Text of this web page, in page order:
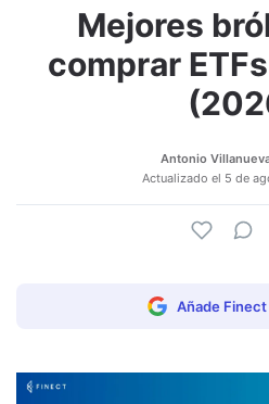
Mejores
comprar
Antonio
Actualizado el 5 de
Añade